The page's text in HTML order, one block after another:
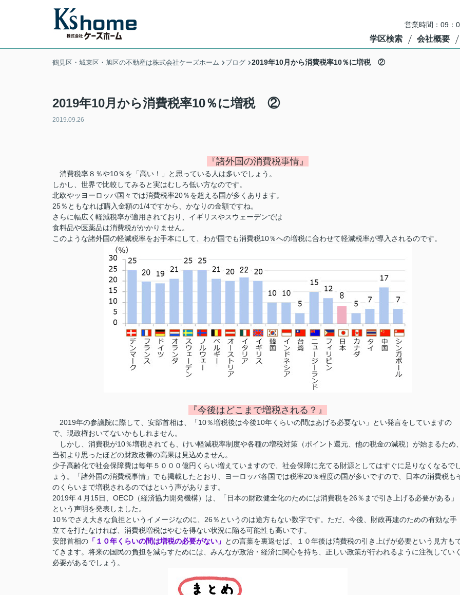
営業時間：09：
学区検索 会社概要
鶴見区・城東区・旭区の不動産は株式会社ケーズホーム ブログ 2019年10月から消費税率10％に増税 ②
2019年10月から消費税率10％に増税 ②
2019.09.26
『諸外国の消費税事情』
消費税率８％や10％を「高い！」と思っている人は多いでしょう。
しかし、世界で比較してみると実はむしろ低い方なのです。
北欧やッヨーロッパ国々では消費税率20％を超える国が多くあります。
25％ともなれば購入金額の1/4ですから、かなりの金額ですね。
さらに幅広く軽減税率が適用されており、イギリスやスウェーデンでは
食料品や医薬品は消費税がかかりません。
このような諸外国の軽減税率をお手本にして、わが国でも消費税10％への増税に合わせて軽減税率が導入されるのです。
『今後はどこまで増税される？』
2019年の参議院に際して、安部首相は、「10％増税後は今後10年くらいの間はあげる必要ない」とい発言をしていますの
で、現政権おいてないかもしれません。
しかし、消費税が10％増税されても、けい軽減税率制度や各種の増税対策（ポイント還元、他の税金の減税）が始まるため、
当初より思ったほどの財政改善の高果は見込めません。
少子高齢化で社会保障費は毎年５０００億円くらい増えていますので、社会保障に充てる財源としてはすぐに足りなくなるで
ょう。「諸外国の消費税事情」でも掲載したとおり、ヨーロッパ各国では税率20％程度の国が多いですので、日本の消費税も
のくらいまで増税されるのではという声があります。
2019年４月15日、OECD（経済協力開発機構）は、「日本の財政健全化のためには消費税を26％まで引き上げる必要がある」
という声明を発表しました。
10％でさえ大きな負担というイメージなのに、26％というのは途方もない数字です。ただ、今後、財政再建のための有効な手
立てを打たなければ、消費税増税はやむを得ない状況に陥る可能性も高いです。
安部首相の 「１０年くらいの間は増税の必要がない」 との言葉を裏返せば、１０年後は消費税の引き上げが必要という見方も
てきます。将来の国民の負担を減らすためには、みんなが政治・経済に関心を持ち、正しい政策が行われるように注視していく
必要があるでしょう。